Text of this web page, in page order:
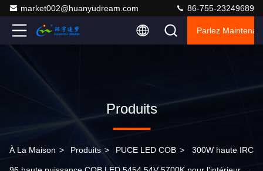
market002@huanyudream.com 86-755-23249689
Parlez
Produits
À La Maison > Produits > PUCE LED COB > 300W haute IRC